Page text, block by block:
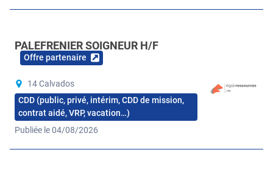
PALEFRENIER SOIGNEUR H/F
Offre partenaire
14 Calvados
CDD (public, privé, intérim, CDD de mission,
contrat aidé, VRP, vacation…)
Publiée le 04/08/2026